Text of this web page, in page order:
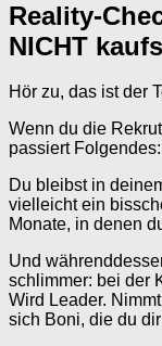
Reality-
NICHT
Hör zu, das ist der
Wenn du die
passiert Folgendes:
Du bleibst in
vielleicht ein
Monate, in denen
Und
schlimmer: bei der
Wird Leader.
sich Boni, die du